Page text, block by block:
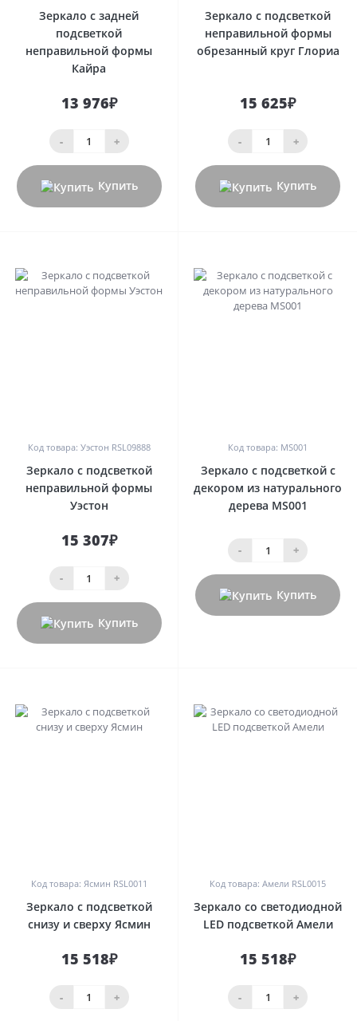
Зеркало с задней
подсветкой
неправильной формы
Кайра
13 976₽
- +
Купить
Зеркало с подсветкой
неправильной формы
обрезанный круг Глориа
15 625₽
- +
Купить
Код товара: Уэстон RSL09888
Зеркало с подсветкой
неправильной формы
Уэстон
15 307₽
- +
Купить
Код товара: MS001
Зеркало с подсветкой с
декором из натурального
дерева MS001
- +
Купить
Код товара: Ясмин RSL0011
Зеркало с подсветкой
снизу и сверху Ясмин
15 518₽
- +
Код товара: Амели RSL0015
Зеркало со светодиодной
LED подсветкой Амели
15 518₽
- +